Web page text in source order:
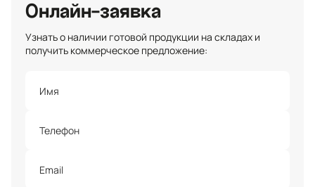
Онлайн-заявка
Узнать о наличии готовой продукции на складах и
получить коммерческое предложение: